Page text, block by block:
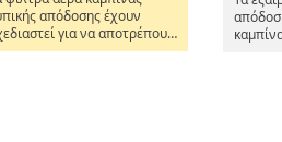
απόδοσης έχουν
για να αποτρέπουν
βρωμιά, την αιθάλη, την